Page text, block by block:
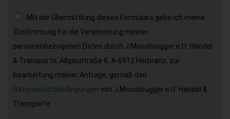
Mit der Übermittlung dieses Formulars gebe ich meine
Zustimmung für die Verarbeitung meiner
personenbezogenen Daten durch J.Moosbrugger e.U. Handel
& Transporte, Allgäustraße 8, A-6912 Hörbranz, zur
Bearbeitung meiner Anfrage, gemäß den
Datenschutzbedingungen von J.Moosbrugger e.U. Handel &
Transporte.